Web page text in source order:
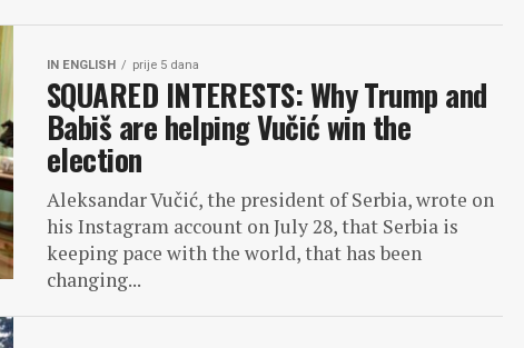
IN ENGLISH prije 5 dana
SQUARED INTERESTS: Why Trump and
Babiš are helping Vučić win the
election
Aleksandar Vučić, the president of Serbia, wrote on
his Instagram account on July 28, that Serbia is
keeping pace with the world, that has been
changing...